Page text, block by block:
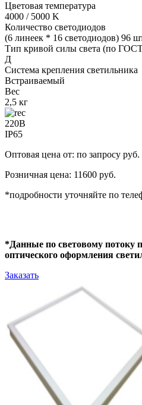
Цветовая температура
4000 / 5000 K
Количество светодиодов
(6 линеек * 16 светодиодов) 96
Тип кривой силы света (по
Д
Система крепления светильника
Встраиваемый
Вес
2,5 кг
220В
IP65
Оптовая цена от: по запросу руб.
Розничная цена: 11600 руб.
*подробности уточняйте по
*Данные по световому потоку
оптического оформления
Заказать